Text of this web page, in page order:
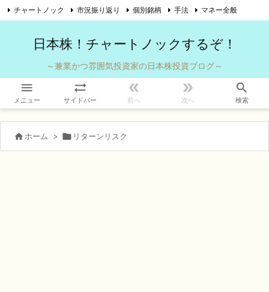
日本株！チャートノックするぞ！
～兼業かつ雰囲気投資家の日本株投資ブログ～

メニュー

サイドバー

前へ

次へ

検索
チャートノック 市況振り返り 個別銘柄 手法 マネー全般
 ホーム >  リターンリスク